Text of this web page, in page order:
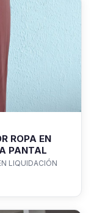
ROPA EN
PANTAL
LIQUIDACIÓN